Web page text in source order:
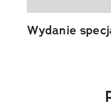
Wydanie